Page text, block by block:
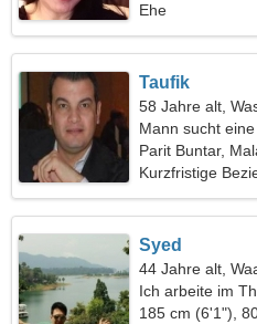
Ehe
Taufik
58 Jahre alt,
Mann sucht
Parit Buntar,
Kurzfristige
Syed
44 Jahre alt,
Ich arbeite im
fantastische
185 cm (6'1"),